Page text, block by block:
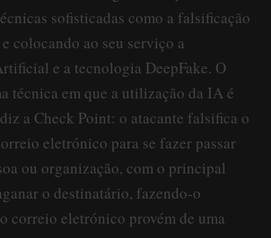
sofisticadas como a falsificação
colocando ao seu serviço a
e a tecnologia DeepFake. O
técnica em que a utilização da IA é
a Check Point: o atacante falsifica o
eletrónico para se fazer passar
ou organização, com o principal
o destinatário, fazendo-o
correio eletrónico provém de uma